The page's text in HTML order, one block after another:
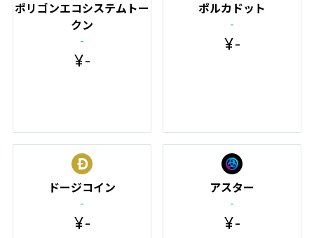
ポリゴンエコシステムトー
クン
-
¥-
ポルカドット
-
¥-
ドージコイン
-
¥-
アスター
-
¥-